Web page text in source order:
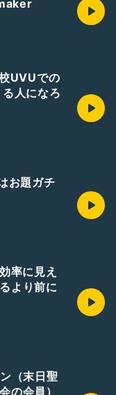
UVUでの
人になろ
お題ガチ
率に見え
より前に
（末日聖
の会員）